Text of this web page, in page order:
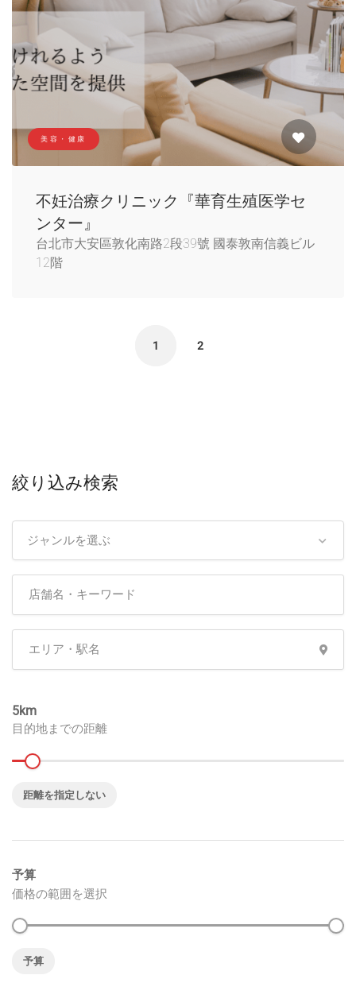
美容・健康
不妊治療クリニック『華育生殖医学セ
ンター』
台北市大安區敦化南路2段39號 國泰敦南信義ビル
12階
1 2
絞り込み検索
ジャンルを選ぶ
5
目的地までの距離
距離を指定しない
予算
価格の範囲を選択
予算